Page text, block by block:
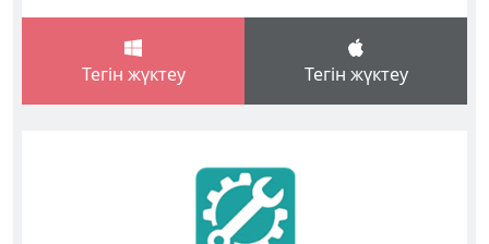
Тегін жүктеу Тегін жүктеу